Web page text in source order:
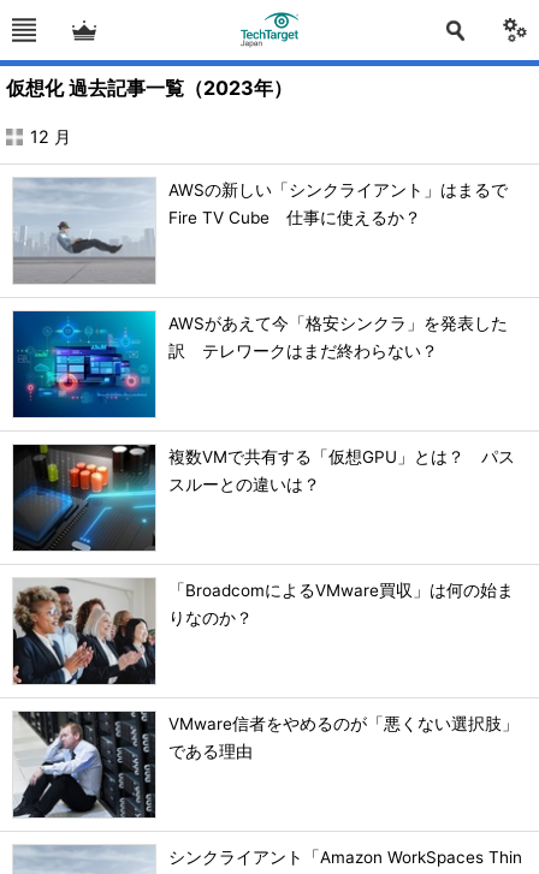
仮想化 過去記事一覧（2023年）
12 月
AWSの新しい「シンクライアント」はまるで
Fire TV Cube 仕事に使えるか？
AWSがあえて今「格安シンクラ」を発表した
訳 テレワークはまだ終わらない？
複数VMで共有する「仮想GPU」とは？ パス
スルーとの違いは？
「BroadcomによるVMware買収」は何の始ま
りなのか？
VMware信者をやめるのが「悪くない選択肢」
である理由
シンクライアント「Amazon WorkSpaces Thin